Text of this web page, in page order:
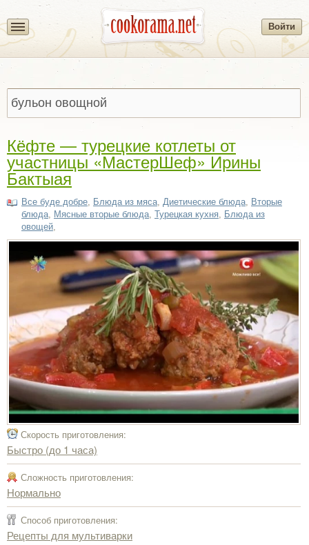
Войти
Кёфте — турецкие котлеты от
участницы «МастерШеф» Ирины
Бактыая
Все буде добре, Блюда из мяса, Диетические блюда, Вторые
блюда, Мясные вторые блюда, Турецкая кухня, Блюда из
овощей,
Скорость приготовления:
Быстро (до 1 часа)
Сложность приготовления:
Нормально
Способ приготовления:
Рецепты для мультиварки